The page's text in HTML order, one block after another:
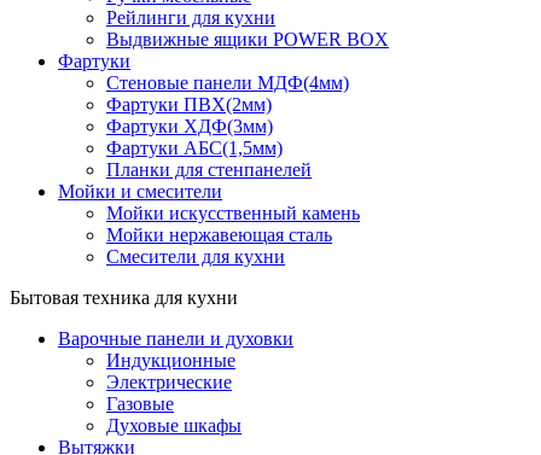
Рейлинги для кухни
Выдвижные ящики POWER BOX
Фартуки
Стеновые панели МДФ(4мм)
Фартуки ПВХ(2мм)
Фартуки ХДФ(3мм)
Фартуки АБС(1,5мм)
Планки для стенпанелей
Мойки и смесители
Мойки искусственный камень
Мойки нержавеющая сталь
Смесители для кухни
Бытовая техника для кухни
Варочные панели и духовки
Индукционные
Электрические
Газовые
Духовые шкафы
Вытяжки